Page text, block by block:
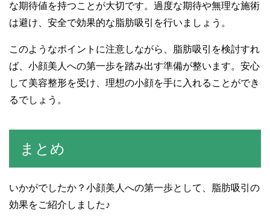
な期待値を持つことが大切です。過度な期待や無理な施術
は避け、安全で効果的な脂肪吸引を行いましょう。
このようなポイントに注意しながら、脂肪吸引を検討すれ
ば、小顔美人への第一歩を踏み出す準備が整います。安心
して美容整形を受け、理想の小顔を手に入れることができ
るでしょう。
まとめ
いかがでしたか？小顔美人への第一歩として、脂肪吸引の
効果をご紹介しました♪